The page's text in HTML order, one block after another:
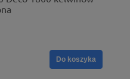
Do koszyka